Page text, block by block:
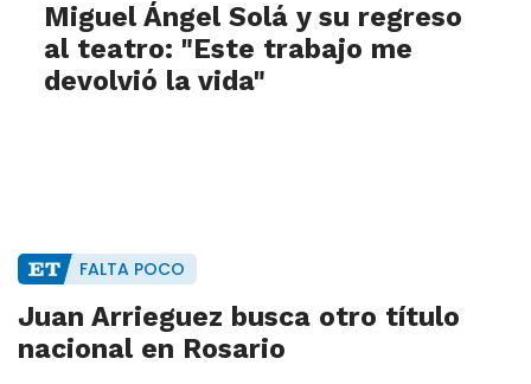
Miguel Ángel Solá y su regreso
al teatro: "Este trabajo me
devolvió la vida"
FALTA POCO
Juan Arrieguez busca otro título
nacional en Rosario